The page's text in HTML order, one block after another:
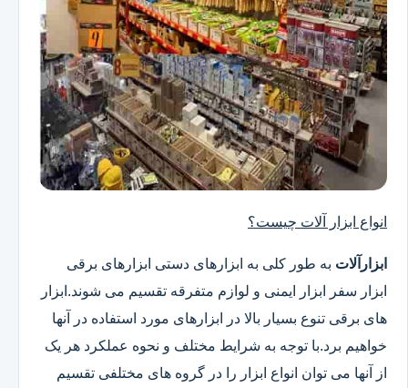
انواع ابزار آلات چیست؟
ابزارآلات به طور کلی به ابزارهای دستی ابزارهای برقی
ابزار سفر ابزار ایمنی و لوازم متفرقه تقسیم می شوند.ابزار
های برقی تنوع بسیار بالا در ابزارهای مورد استفاده در آنها
خواهیم برد.با توجه به شرایط مختلف و نحوه عملکرد هر یک
از آنها می توان انواع ابزار را در گروه های مختلفی تقسیم